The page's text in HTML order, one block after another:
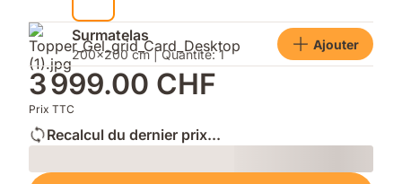
Surmatelas
200x200 cm | Quantité: 1
Ajouter
3 999.00 CHF
Prix TTC
Recalcul du dernier prix...
Loading